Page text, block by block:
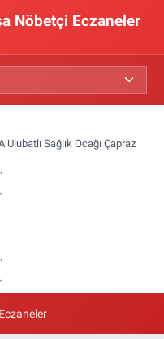
Nöbetçi Eczaneler
Sağlık Ocağı Çapraz